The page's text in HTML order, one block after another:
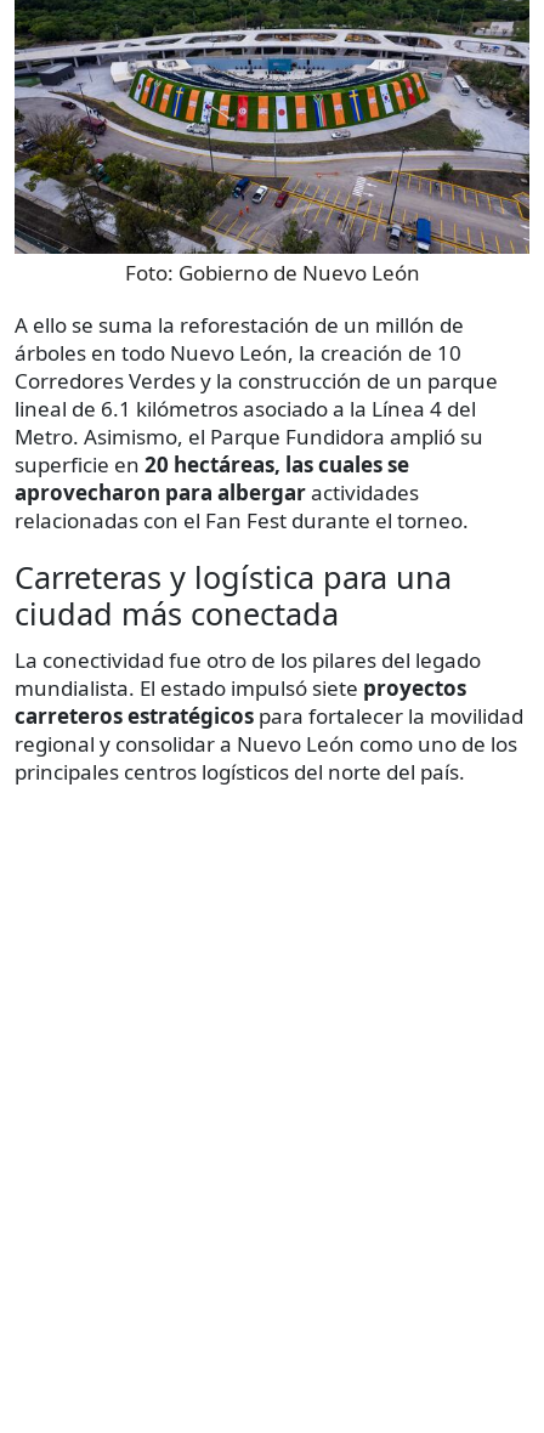
Foto: Gobierno de Nuevo León
A ello se suma la reforestación de un millón de
árboles en todo Nuevo León, la creación de 10
Corredores Verdes y la construcción de un parque
lineal de 6.1 kilómetros asociado a la Línea 4 del
Metro. Asimismo, el Parque Fundidora amplió su
superficie en 20 hectáreas, las cuales se
aprovecharon para albergaractividades
relacionadas con el Fan Fest durante el torneo.
Carreteras y logística para una
ciudad más conectada
La conectividad fue otro de los pilares del legado
mundialista. El estado impulsó siete proyectos
carreteros estratégicos para fortalecer la movilidad
regional y consolidar a Nuevo León como uno de los
principales centros logísticos del norte del país.